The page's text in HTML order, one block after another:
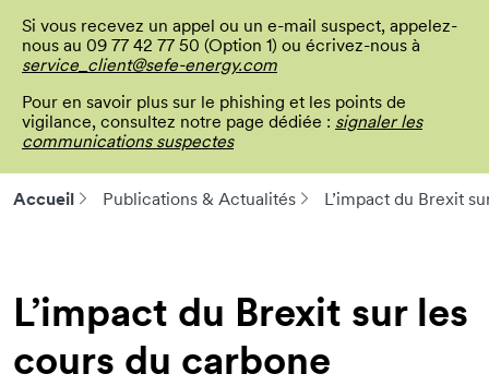
Si vous recevez un appel ou un e-mail suspect, appelez-
nous au 09 77 42 77 50 (Option 1) ou écrivez-nous à
service_client@sefe-energy.com
Pour en savoir plus sur le phishing et les points de
vigilance, consultez notre page dédiée : signaler les
communications suspectes
Accueil Publications & Actualités L’impact du Brexit
L’impact du Brexit sur les
cours du carbone